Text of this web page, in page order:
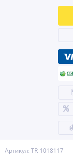
Артикул: TR-1018117